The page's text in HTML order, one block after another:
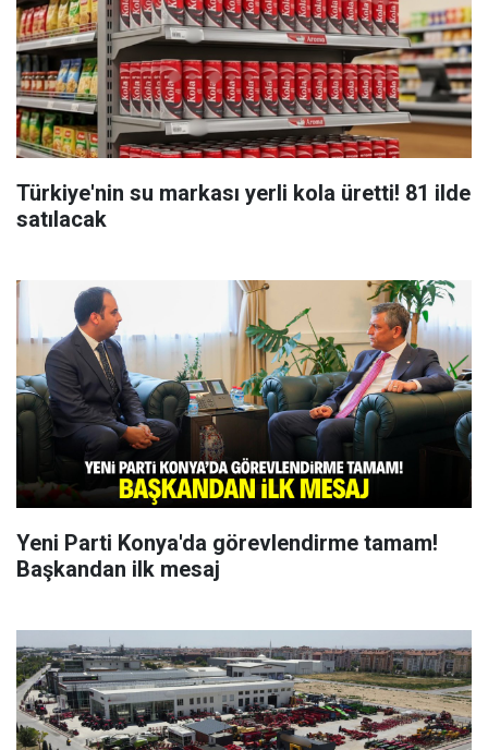
Türkiye'nin su markası yerli kola üretti! 81 ilde
satılacak
Yeni Parti Konya'da görevlendirme tamam!
Başkandan ilk mesaj